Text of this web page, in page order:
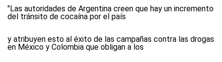
"Las autoridades de Argentina creen que hay un incremento
del tránsito de cocaína por el país
y atribuyen esto al éxito de las campañas contra las drogas
en México y Colombia que obligan a los